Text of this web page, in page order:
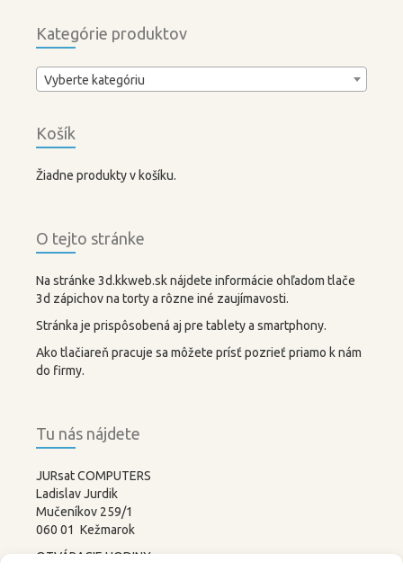
Kategórie produktov
Vyberte kategóriu
Košík
Žiadne produkty v košíku.
O tejto stránke
Na stránke 3d.kkweb.sk nájdete informácie ohľadom tlače
3d zápichov na torty a rôzne iné zaujímavosti.
Stránka je prispôsobená aj pre tablety a smartphony.
Ako tlačiareň pracuje sa môžete prísť pozrieť priamo k nám
do firmy.
Tu nás nájdete
JURsat COMPUTERS
Ladislav Jurdik
Mučeníkov 259/1
060 01 Kežmarok
OTVÁRACIE HODINY: